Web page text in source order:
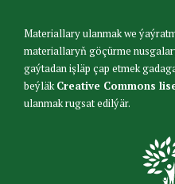
Materiallary ulanmak we
materiallaryň göçürme
gaýtadan işläp çap etmek
beýläkCreative Commons
ulanmak rugsat edilýär.